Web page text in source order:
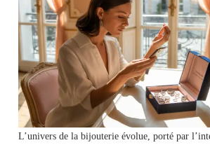
L’univers de la bijouterie évolue, porté par